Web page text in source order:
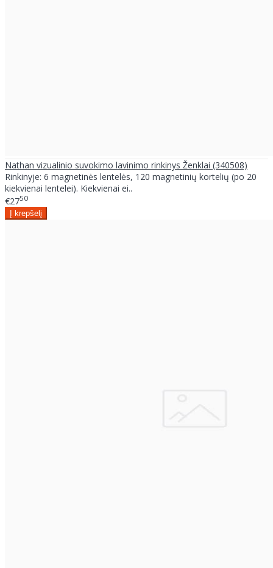
Nathan vizualinio suvokimo lavinimo rinkinys Ženklai (340508)
Rinkinyje: 6 magnetinės lentelės, 120 magnetinių kortelių (po 20
kiekvienai lentelei). Kiekvienai ei..
€2750